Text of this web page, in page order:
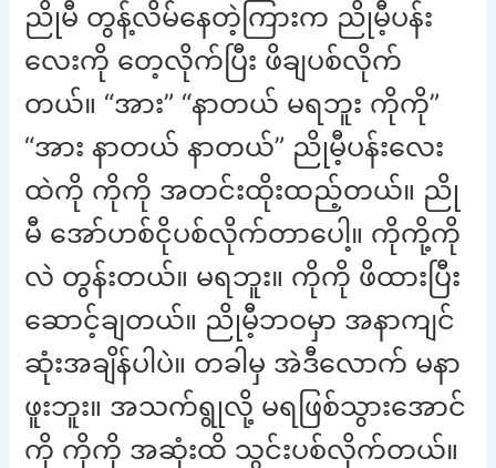
ညိုမီ တွန့်လိမ်နေတဲ့ကြားက ညိုမီ့ပန်း
လေးကို တေ့လိုက်ပြီး ဖိချပစ်လိုက်
တယ်။ “အား” “နာတယ် မရဘူး ကိုကို”
“အား နာတယ် နာတယ်” ညိုမီ့ပန်းလေး
ထဲကို ကိုကို အတင်းထိုးထည့်တယ်။ ညို
မီ အော်ဟစ်ငိုပစ်လိုက်တာပေါ့။ ကိုကို့ကို
လဲ တွန်းတယ်။ မရဘူး။ ကိုကို ဖိထားပြီး
ဆောင့်ချတယ်။ ညိုမီ့ဘဝမှာ အနာကျင်
ဆုံးအချိန်ပါပဲ။ တခါမှ အဲဒီလောက် မနာ
ဖူးဘူး။ အသက်ရွုလို့ မရဖြစ်သွားအောင်
ကို ကိုကို အဆုံးထိ သွင်းပစ်လိုက်တယ်။